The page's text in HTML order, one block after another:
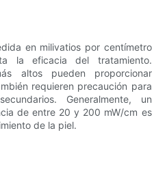
en milivatios por centímetro
la eficacia del tratamiento.
altos pueden proporcionar
requieren precaución para
Generalmente, un
de entre 20 y 200 mW/cm es
de la piel.